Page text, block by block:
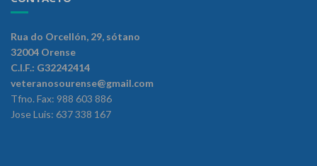
Rua do Orcellón, 29, sótano
32004 Orense
C.I.F.: G32242414
veteranosourense@gmail.com
Tfno. Fax: 988 603 886
Jose Luis: 637 338 167